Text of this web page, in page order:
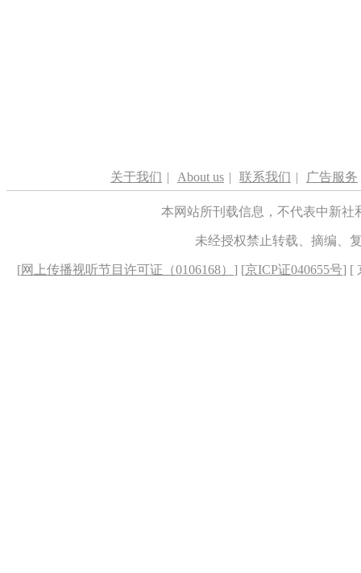
关于我们 | About us | 联系我们 | 广告服务
本网站所刊载信息，不代表中新
未经授权禁止转载、摘编、
[网上传播视听节目许可证（0106168） ] [京ICP证040655号] [